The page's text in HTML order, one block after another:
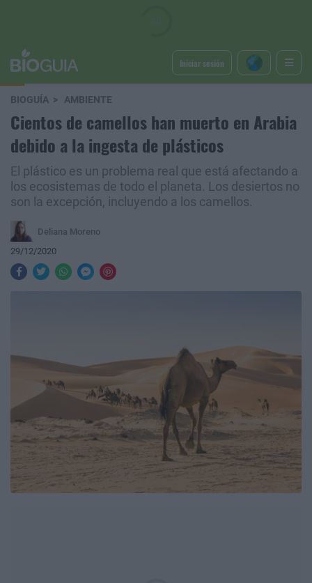
Iniciar sesión
BIOGUÍA AMBIENTE
Cientos de camellos han muerto en Arabia
debido a la ingesta de plásticos
El plástico es un problema real que está afectando a
los ecosistemas de todo el planeta. Los desiertos no
son la excepción, incluyendo a los camellos.
Deliana Moreno
29/12/2020